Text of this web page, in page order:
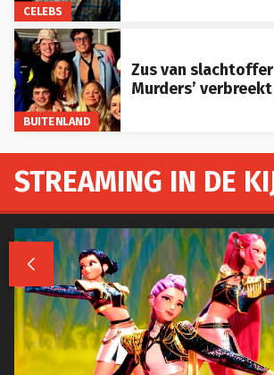
CELEBS
BUITENLAND
Zus van slachtoffer
Murders’
STREAMING IN DE
